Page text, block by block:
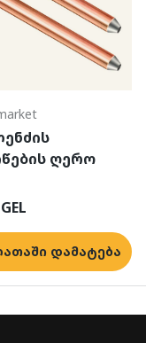
ღერო
ფასი
დამატება